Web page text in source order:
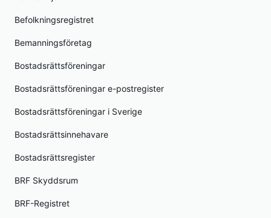
Befolkningsregistret
Bemanningsföretag
Bostadsrättsföreningar
Bostadsrättsföreningar e-postregister
Bostadsrättsföreningar i Sverige
Bostadsrättsinnehavare
Bostadsrättsregister
BRF Skyddsrum
BRF-Registret